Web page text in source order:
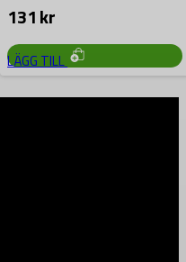
131kr
LÄGG TILL